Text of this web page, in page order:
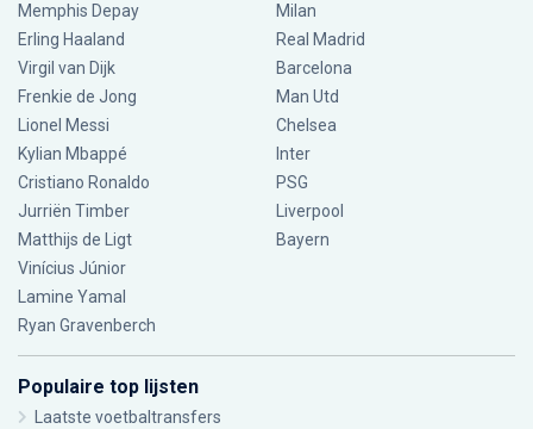
Memphis Depay
Erling Haaland
Virgil van Dijk
Frenkie de Jong
Lionel Messi
Kylian Mbappé
Cristiano Ronaldo
Jurriën Timber
Matthijs de Ligt
Vinícius Júnior
Lamine Yamal
Ryan Gravenberch
Milan
Real Madrid
Barcelona
Man Utd
Chelsea
Inter
PSG
Liverpool
Bayern
Populaire top lijsten
Laatste voetbaltransfers